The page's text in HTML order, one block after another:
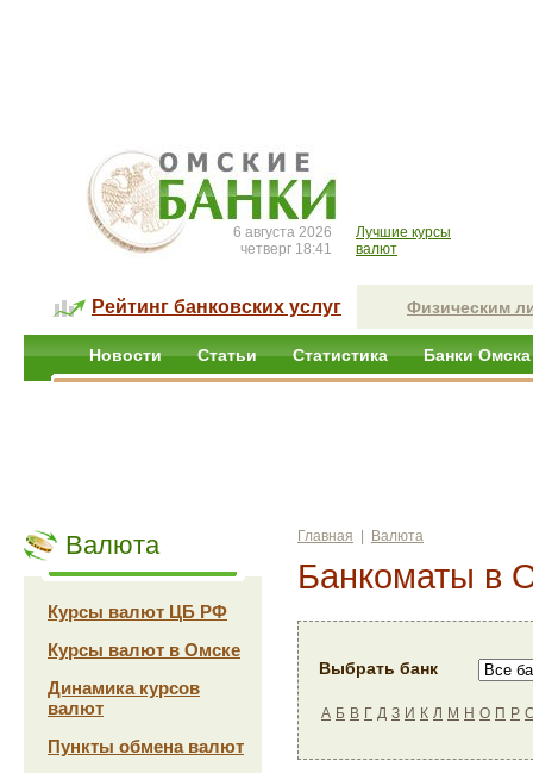
6 августа 2026
четверг 18:41
Лучшие курсы
валют
Рейтинг банковских услуг Физическим
Новости Статьи Статистика Банки Омска
Валюта
Курсы валют ЦБ РФ
Курсы валют в Омске
Динамика курсов
валют
Пункты обмена валют
Главная Валюта
Банкоматы в
Выбрать банк
А Б В Г Д З И К Л М Н О П Р